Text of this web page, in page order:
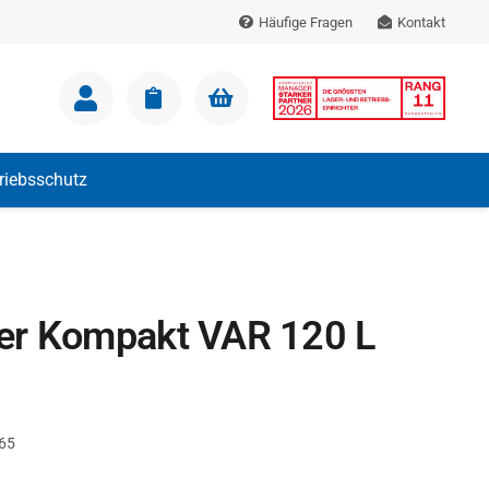
Häufige Fragen Kontakt
Kompakt VAR 120 L